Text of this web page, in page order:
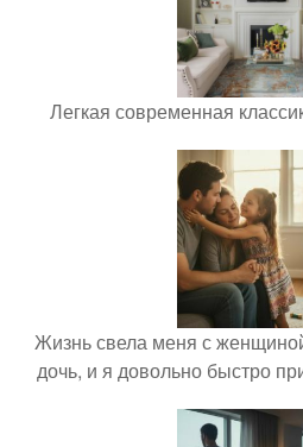
Легкая современная
Жизнь свела меня с
дочь, и я довольно быстро